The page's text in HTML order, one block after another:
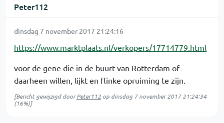
Peter112
dinsdag 7 november 2017 21:24:16
https://www.marktplaats.nl/verkopers/17714779.html
voor de gene die in de buurt van Rotterdam of
daarheen willen, lijkt en flinke opruiming te zijn.
[Bericht gewijzigd doorPeter112 op dinsdag 7 november 2017 21:24:34
(16%)]